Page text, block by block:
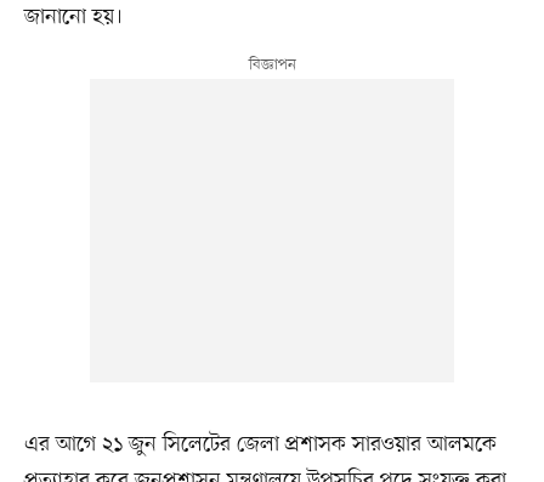
জানানো হয়।
এর আগে ২১ জুন সিলেটের জেলা প্রশাসক সারওয়ার আলমকে